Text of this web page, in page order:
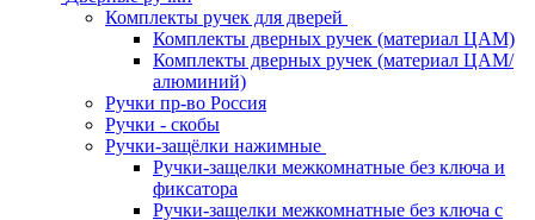
Комплекты ручек для дверей
Комплекты дверных ручек (материал ЦАМ)
Комплекты дверных ручек (материал ЦАМ/
алюминий)
Ручки пр-во Россия
Ручки - скобы
Ручки-защёлки нажимные
Ручки-защелки межкомнатные без ключа и
фиксатора
Ручки-защелки межкомнатные без ключа с